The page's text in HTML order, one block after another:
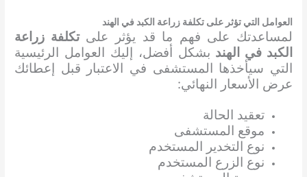
العوامل التي تؤثر على تكلفة زراعة الكبد في الهند
لمساعدتك على فهم ما قد يؤثر علىتكلفة زراعة
الكبد في الهند بشكل أفضل، إليك العوامل الرئيسية
التي سيأخذها المستشفى في الاعتبار قبل إعطائك
عرض الأسعار النهائي:
تعقيد الحالة
موقع المستشفى
نوع التخدير المستخدم
نوع الزرع المستخدم